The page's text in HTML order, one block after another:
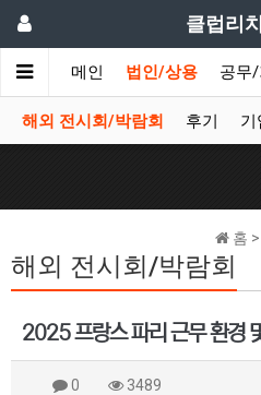
클럽리
메인 법인/상용 공무
해외 전시회/박람회 후기 기
홈
해외 전시회/박람회
2025 프랑스 파리 근무 환경
0 3489